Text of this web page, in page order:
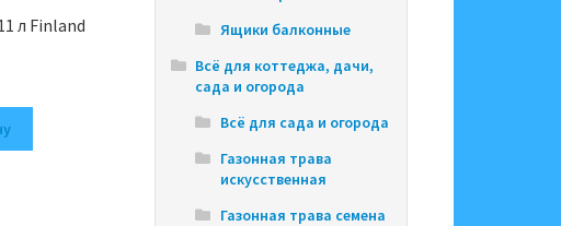
л Finland
Ящики балконные
Всё для коттеджа, дачи,
сада и огорода
Всё для сада и огорода
Газонная трава
искусственная
Газонная трава семена